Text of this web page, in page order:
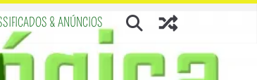
& ANÚNCIOS